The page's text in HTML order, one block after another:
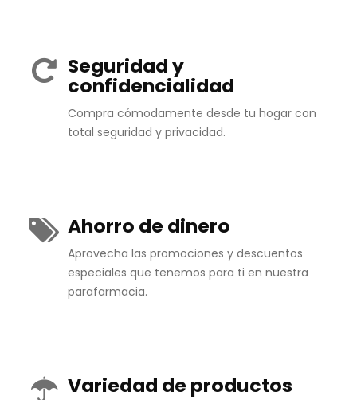
Seguridad y
confidencialidad
Compra cómodamente desde tu hogar con
total seguridad y privacidad.
Ahorro de dinero
Aprovecha las promociones y descuentos
especiales que tenemos para ti en nuestra
parafarmacia.
Variedad de productos